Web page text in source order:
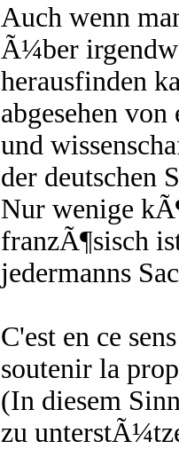
Auch wenn
Ã¼ber
herausfinden
abgesehen
und
der deutschen
Nur wenige
franzÃ¶sisch
jedermanns
C'est en ce
soutenir la
(In diesem
zu